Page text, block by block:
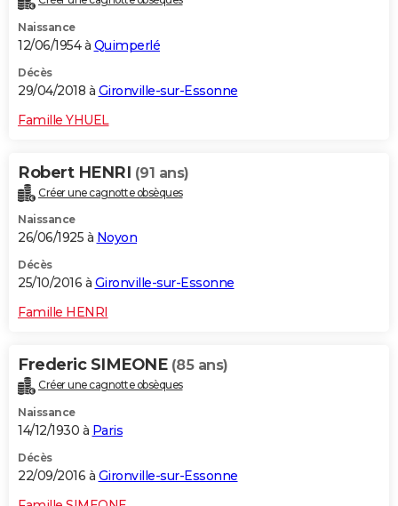
Naissance
12/06/1954 à Quimperlé
Décès
29/04/2018 à Gironville-sur-Essonne
Famille YHUEL
Robert HENRI (91 ans)
Créer une cagnotte obsèques
Naissance
26/06/1925 à Noyon
Décès
25/10/2016 à Gironville-sur-Essonne
Famille HENRI
Frederic SIMEONE (85 ans)
Créer une cagnotte obsèques
Naissance
14/12/1930 à Paris
Décès
22/09/2016 à Gironville-sur-Essonne